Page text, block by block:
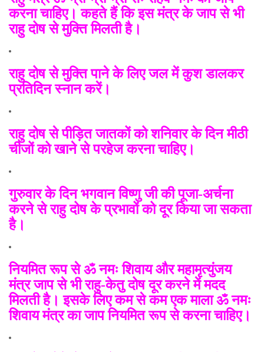
करना चाहिए। कहते हैं कि इस मंत्र के जाप से भी
राहु दोष से मुक्ति मिलती है।
राहु दोष से मुक्ति पाने के लिए जल में कुश डालकर
प्रतिदिन स्नान करें।
राहु दोष से पीड़ित जातकों को शनिवार के दिन मीठी
चीजों को खाने से परहेज करना चाहिए।
गुरुवार के दिन भगवान विष्णु जी की पूजा-अर्चना
करने से राहु दोष के प्रभावों को दूर किया जा सकता
है।
नियमित रूप से ॐ नमः शिवाय और महामृत्युंजय
मंत्र जाप से भी राहु-केतु दोष दूर करने में मदद
मिलती है। इसके लिए कम से कम एक माला ॐ नमः
शिवाय मंत्र का जाप नियमित रूप से करना चाहिए।